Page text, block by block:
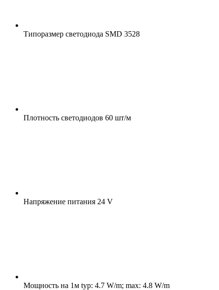
Типоразмер светодиода SMD 3528
Плотность светодиодов 60 шт/м
Напряжение питания 24 V
Мощность на 1м typ: 4.7 W/m; max: 4.8 W/m